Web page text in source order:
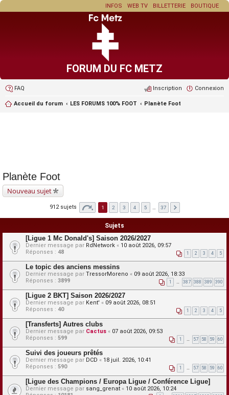
BOUTIQUE
BILLETTERIE
WEB TV
INFOS
FORUM DU FC METZ
FAQ Connexion
Inscription
Accueil du forum LES FORUMS 100% FOOT Planète Foot
Planète Foot
Nouveau sujet
912 sujets 1 2 3 4 5 37
Sujets
[Ligue 1 Mc Donald's] Saison 2026/2027
Dernier message par RdNetwork « 10 août 2026, 09:57
Réponses : 48 1 2 3 4 5
Le topic des anciens messins
Dernier message par TressorMoreno « 09 août 2026, 18:33
Réponses : 3899 1 … 387 388 389 390
[Ligue 2 BKT] Saison 2026/2027
Dernier message par Kent' « 09 août 2026, 08:51
Réponses : 40 1 2 3 4 5
[Transferts] Autres clubs
Dernier message par Cactus « 07 août 2026, 09:53
Réponses : 599 1 … 57 58 59 60
Suivi des joueurs prêtés
Dernier message par DCD « 18 juil. 2026, 10:41
Réponses : 590 1 … 57 58 59 60
[Ligue des Champions / Europa Ligue / Conférence Ligue]
Dernier message par sang_grenat « 10 août 2026, 10:24